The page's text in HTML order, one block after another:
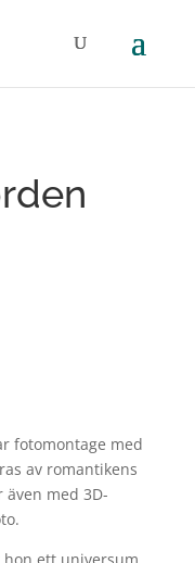
fotomontage med
av romantikens
med 3D-